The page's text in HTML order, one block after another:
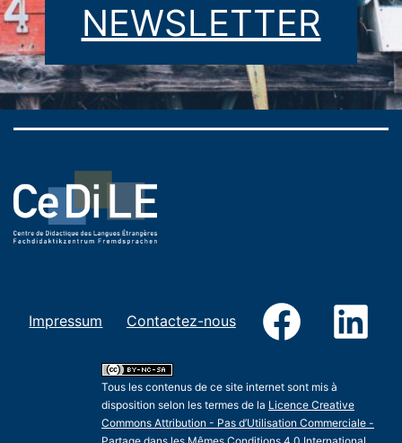
NEWSLETTER
Impressum Contactez-nous Facebook
Tous les contenus de ce site internet sont mis à
disposition selon les termes de la Licence Creative
Commons Attribution - Pas d’Utilisation Commerciale -